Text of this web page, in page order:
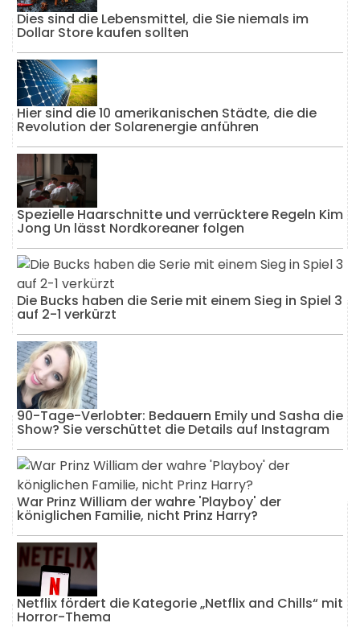
Dies sind die Lebensmittel, die Sie niemals im
Dollar Store kaufen sollten
Hier sind die 10 amerikanischen Städte, die die
Revolution der Solarenergie anführen
Spezielle Haarschnitte und verrücktere Regeln Kim
Jong Un lässt Nordkoreaner folgen
Die Bucks haben die Serie mit einem Sieg in Spiel 3
auf 2-1 verkürzt
90-Tage-Verlobter: Bedauern Emily und Sasha die
Show? Sie verschüttet die Details auf Instagram
War Prinz William der wahre 'Playboy' der
königlichen Familie, nicht Prinz Harry?
Netflix fördert die Kategorie „Netflix and Chills“ mit
Horror-Thema